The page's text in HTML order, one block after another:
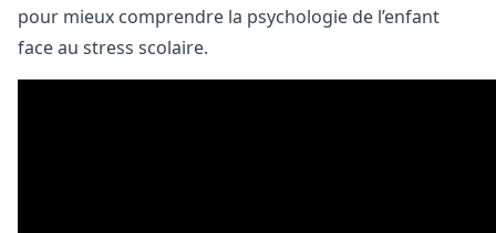
pour mieux comprendre la psychologie de l’enfant
face au stress scolaire.